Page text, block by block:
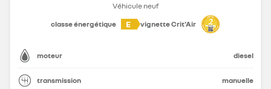
Véhicule neuf
classe énergétique
E vignette Crit'Air
moteur diesel
transmission manuelle